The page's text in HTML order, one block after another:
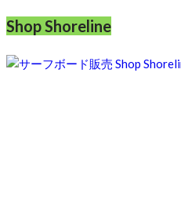
Shop Shoreline